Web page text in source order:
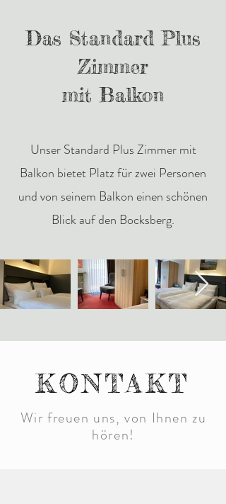
Das Standard Plus
Zimmer
mit Balkon
Unser Standard Plus Zimmer mit
Balkon bietet Platz für zwei Personen
und von seinem Balkon einen schönen
Blick auf den Bocksberg.
KONTAKT
Wir freuen uns, von Ihnen zu
hören!